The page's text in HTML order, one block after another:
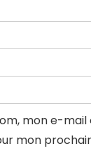
mon e-
mon